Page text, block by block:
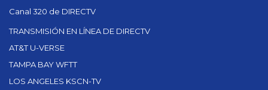
Canal 320 de DIRECTV
TRANSMISIÓN EN LÍNEA DE DIRECTV
AT&T U-VERSE
TAMPA BAY WFTT
LOS ANGELES KSCN-TV